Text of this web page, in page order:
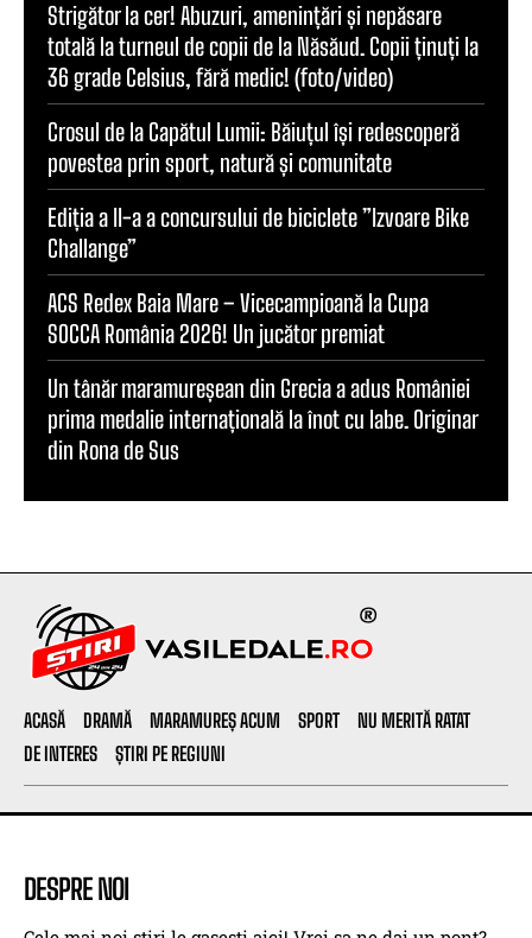
Strigător la cer! Abuzuri, amenințări și nepăsare
totală la turneul de copii de la Năsăud. Copii ținuți la
36 grade Celsius, fără medic! (foto/video)
Crosul de la Capătul Lumii: Băiuțul își redescoperă
povestea prin sport, natură și comunitate
Ediția a II-a a concursului de biciclete ”Izvoare Bike
Challange”
ACS Redex Baia Mare – Vicecampioană la Cupa
SOCCA România 2026! Un jucător premiat
Un tânăr maramureșean din Grecia a adus României
prima medalie internațională la înot cu labe. Originar
din Rona de Sus
ACASĂ DRAMĂ MARAMUREȘ ACUM SPORT
NU MERITĂ RATAT
DE INTERES
ȘTIRI PE REGIUNI
DESPRE NOI